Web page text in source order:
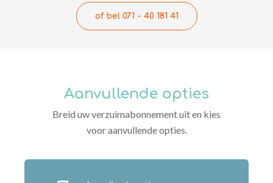
of bel 071 - 40 181 41
Aanvullende opties
Breid uw verzuimabonnement uit en kies
voor aanvullende opties.